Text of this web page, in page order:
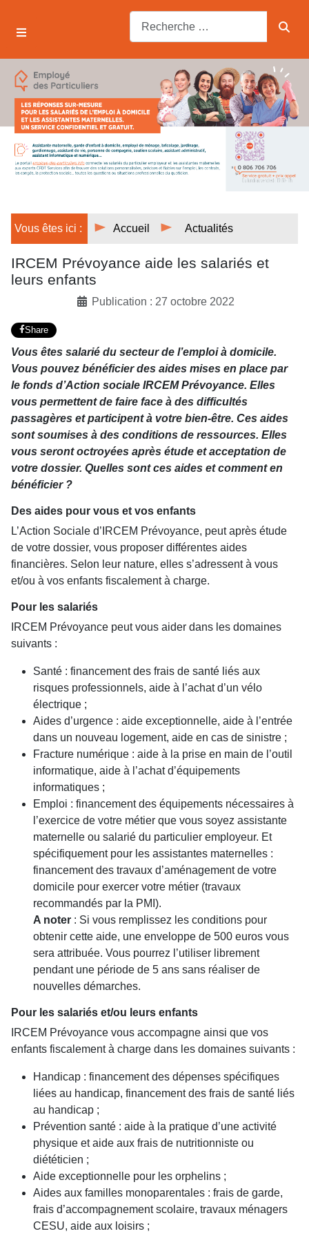
Vous êtes ici : Accueil Actualités
IRCEM Prévoyance aide les salariés et
leurs enfants
Publication : 27 octobre 2022
Share
Vous êtes salarié du secteur de l’emploi à domicile.
Vous pouvez bénéficier des aides mises en place par
le fonds d’Action sociale IRCEM Prévoyance. Elles
vous permettent de faire face à des difficultés
passagères et participent à votre bien-être. Ces aides
sont soumises à des conditions de ressources. Elles
vous seront octroyées après étude et acceptation de
votre dossier. Quelles sont ces aides et comment en
bénéficier ?
Des aides pour vous et vos enfants
L’Action Sociale d’IRCEM Prévoyance, peut après étude
de votre dossier, vous proposer différentes aides
financières. Selon leur nature, elles s’adressent à vous
et/ou à vos enfants fiscalement à charge.
Pour les salariés
IRCEM Prévoyance peut vous aider dans les domaines
suivants :
Santé : financement des frais de santé liés aux
risques professionnels, aide à l’achat d’un vélo
électrique ;
Aides d’urgence : aide exceptionnelle, aide à l’entrée
dans un nouveau logement, aide en cas de sinistre ;
Fracture numérique : aide à la prise en main de l’outil
informatique, aide à l’achat d’équipements
informatiques ;
Emploi : financement des équipements nécessaires à
l’exercice de votre métier que vous soyez assistante
maternelle ou salarié du particulier employeur. Et
spécifiquement pour les assistantes maternelles :
financement des travaux d’aménagement de votre
domicile pour exercer votre métier (travaux
recommandés par la PMI).
A noter : Si vous remplissez les conditions pour
obtenir cette aide, une enveloppe de 500 euros vous
sera attribuée. Vous pourrez l’utiliser librement
pendant une période de 5 ans sans réaliser de
nouvelles démarches.
Pour les salariés et/ou leurs enfants
IRCEM Prévoyance vous accompagne ainsi que vos
enfants fiscalement à charge dans les domaines suivants :
Handicap : ​financement des dépenses spécifiques
liées au handicap, ​financement des frais de santé liés
au handicap ;
Prévention santé : aide à la pratique d’une activité
physique et aide aux frais de nutritionniste ou
diététicien ;
Aide exceptionnelle pour les orphelins ;
Aides aux familles monoparentales : frais de garde,
frais d’accompagnement scolaire, travaux ménagers
CESU, aide aux loisirs ;